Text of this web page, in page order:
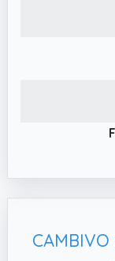
que se
y envolver
rodillera
moverse
lesiones
✔️
mejorará y
ligamento,
sobre la